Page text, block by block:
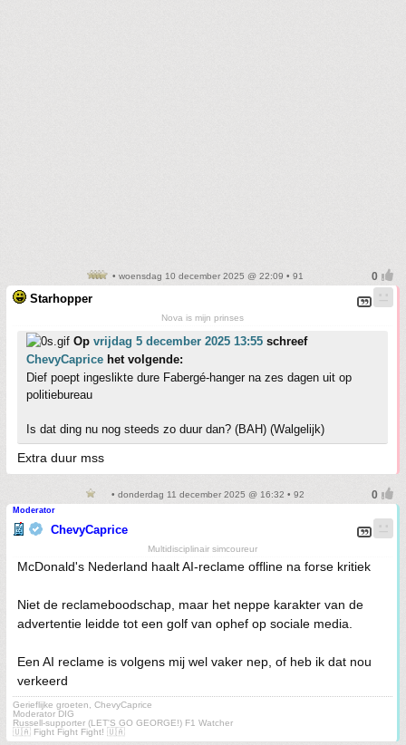
• woensdag 10 december 2025 @ 22:09 • 91
Starhopper
Nova is mijn prinses
Op vrijdag 5 december 2025 13:55 schreef
ChevyCaprice het volgende:
Dief poept ingeslikte dure Fabergé-hanger na zes dagen uit op
politiebureau
Is dat ding nu nog steeds zo duur dan? (BAH) (Walgelijk)
Extra duur mss
• donderdag 11 december 2025 @ 16:32 • 92
Moderator
ChevyCaprice
Multidisciplinair simcoureur
McDonald's Nederland haalt AI-reclame offline na forse kritiek
Niet de reclameboodschap, maar het neppe karakter van de
advertentie leidde tot een golf van ophef op sociale media.
Een AI reclame is volgens mij wel vaker nep, of heb ik dat nou
verkeerd
Gerieflijke groeten, ChevyCaprice
Moderator DIG
Russell-supporter (LET'S GO GEORGE!) F1 Watcher
🇺🇦 Fight Fight Fight! 🇺🇦